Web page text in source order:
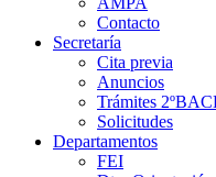
Contacto
Secretaría
Cita previa
Anuncios
Trámites
Solicitudes
Departamentos
FEI